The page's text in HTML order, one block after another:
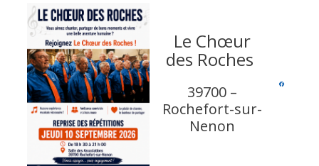
Le Chœur
des Roches
39700 –
Rochefort-sur-
Nenon